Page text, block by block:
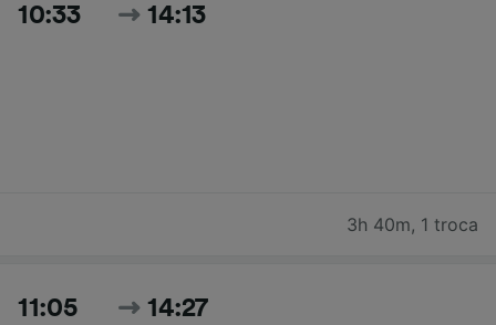
10:33 14:13
3h 40m, 1 troca
11:05 14:27